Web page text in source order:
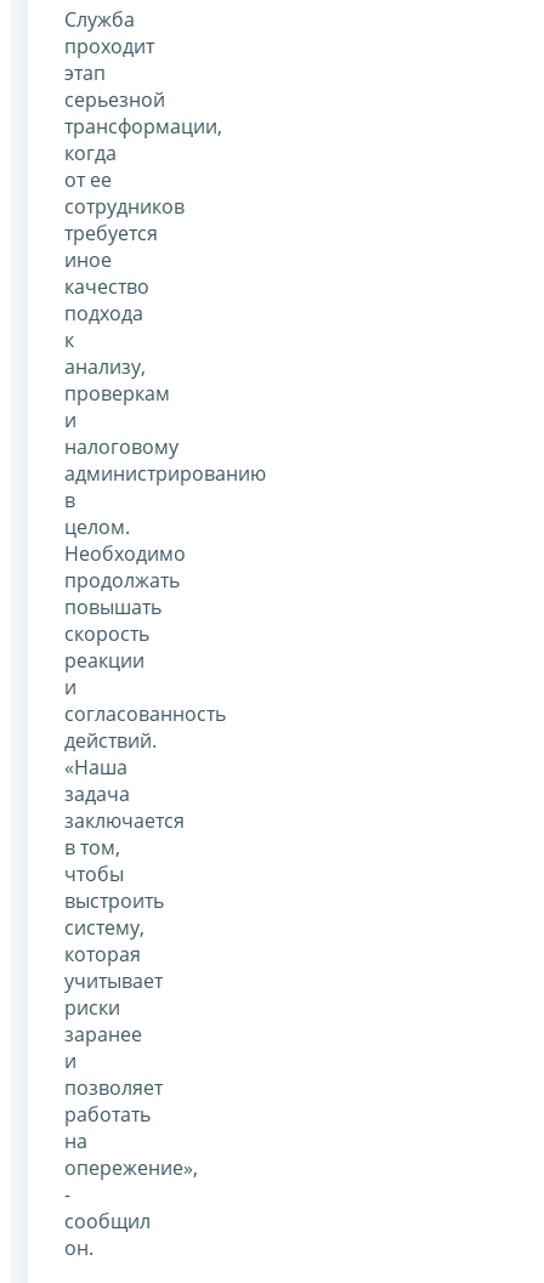
Служба
проходит
этап
серьезной
трансформации,
когда
от ее
сотрудников
требуется
иное
качество
подхода
к
анализу,
проверкам
и
налоговому
администрированию
в
целом.
Необходимо
продолжать
повышать
скорость
реакции
и
согласованность
действий.
«Наша
задача
заключается
в том,
чтобы
выстроить
систему,
которая
учитывает
риски
заранее
и
позволяет
работать
на
опережение»,
-
сообщил
он.